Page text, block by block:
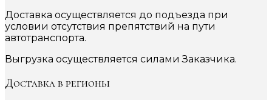
Доставка осуществляется до подъезда при
условии отсутствия препятствий на пути
автотранспорта.
Выгрузка осуществляется силами Заказчика.
Доставка в регионы